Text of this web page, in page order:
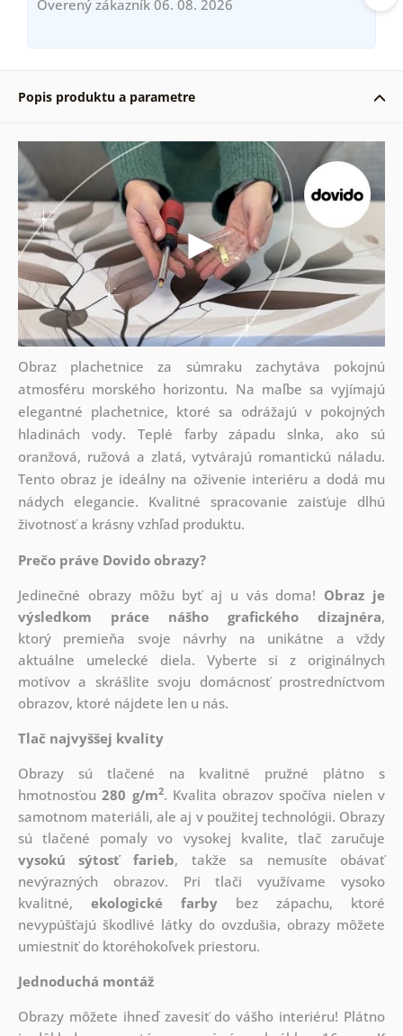
Overený zákazník 06. 08. 2026
Popis produktu a parametre
Obraz plachetnice za súmraku zachytáva pokojnú
atmosféru morského horizontu. Na maľbe sa vyjímajú
elegantné plachetnice, ktoré sa odrážajú v pokojných
hladinách vody. Teplé farby západu slnka, ako sú
oranžová, ružová a zlatá, vytvárajú romantickú náladu.
Tento obraz je ideálny na oživenie interiéru a dodá mu
nádych elegancie. Kvalitné spracovanie zaisťuje dlhú
životnosť a krásny vzhľad produktu.
Prečo práve Dovido obrazy?
Jedinečné obrazy môžu byť aj u vás doma! Obraz je
výsledkom práce nášho grafického dizajnéra,
ktorý premieňa svoje návrhy na unikátne a vždy
aktuálne umelecké diela. Vyberte si z originálnych
motívov a skrášlite svoju domácnosť prostredníctvom
obrazov, ktoré nájdete len u nás.
Tlač najvyššej kvality
Obrazy sú tlačené na kvalitné pružné plátno s
hmotnosťou280 g/m2. Kvalita obrazov spočíva nielen v
samotnom materiáli, ale aj v použitej technológii. Obrazy
sú tlačené pomaly vo vysokej kvalite, tlač zaručuje
vysokú sýtosť farieb, takže sa nemusíte obávať
nevýrazných obrazov. Pri tlači využívame vysoko
kvalitné, ekologické farby bez zápachu, ktoré
nevypúšťajú škodlivé látky do ovzdušia, obrazy môžete
umiestniť do ktoréhokoľvek priestoru.
Jednoduchá montáž
Obrazy môžete ihneď zavesiť do vášho interiéru! Plátno